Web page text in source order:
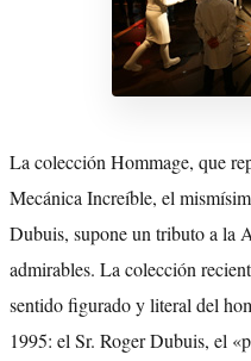
La colección Hommage, que
Mecánica Increíble, el
Dubuis, supone un tributo a la
admirables. La colección
sentido figurado y literal del
1995: el Sr. Roger Dubuis, el